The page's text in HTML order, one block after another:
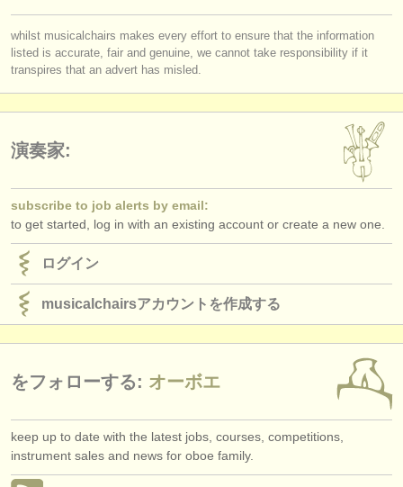
クラシック音楽ニュース
出版社:
find out about our
ATSfaq
ログイン
whilst musicalchairs makes every effort to ensure that the information
listed is accurate, fair and genuine, we cannot take responsibility if it
transpires that an advert has misled.
演奏家:
subscribe to job alerts by email:
to get started, log in with an existing account or create a new one.
ログイン
musicalchairsアカウントを作成する
をフォローする: オーボエ
keep up to date with the latest jobs, courses, competitions,
instrument sales and news for oboe family.